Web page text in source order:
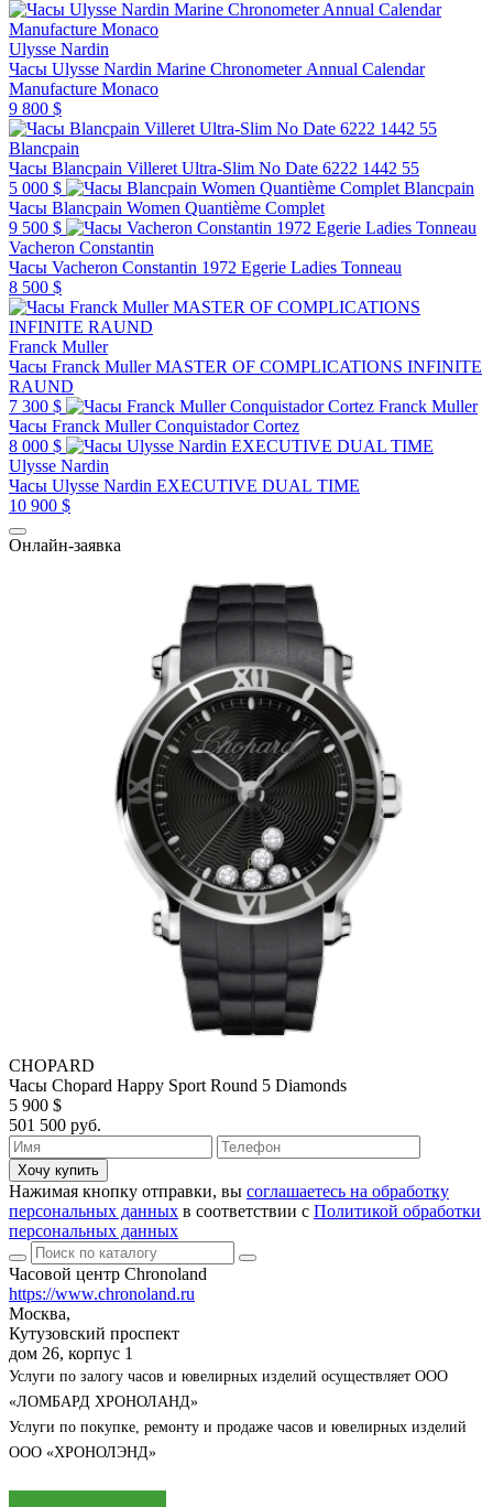
Ulysse Nardin
Часы Ulysse Nardin Marine Chronometer Annual Calendar
Manufacture Monaco
9 800 $
Blancpain
Часы Blancpain Villeret Ultra-Slim No Date 6222 1442 55
5 000 $
Blancpain
Часы Blancpain Women Quantième Complet
9 500 $
Vacheron Constantin
Часы Vacheron Constantin 1972 Egerie Ladies Tonneau
8 500 $
Franck Muller
Часы Franck Muller MASTER OF COMPLICATIONS INFINITE
RAUND
7 300 $
Franck Muller
Часы Franck Muller Conquistador Cortez
8 000 $
Ulysse Nardin
Часы Ulysse Nardin EXECUTIVE DUAL TIME
10 900 $
Онлайн-заявка
CHOPARD
Часы Chopard Happy Sport Round 5 Diamonds
5 900 $
501 500 руб.
Хочу купить
Нажимая кнопку отправки, вы соглашаетесь на обработку
персональных данных в соответствии с Политикой обработки
персональных данных
Часовой центр Chronoland
https://www.chronoland.ru
Москва,
Кутузовский проспект
дом 26, корпус 1
Услуги по залогу часов и ювелирных изделий осуществляет ООО
«ЛОМБАРД ХРОНОЛАНД»
Услуги по покупке, ремонту и продаже часов и ювелирных изделий
ООО «ХРОНОЛЭНД»